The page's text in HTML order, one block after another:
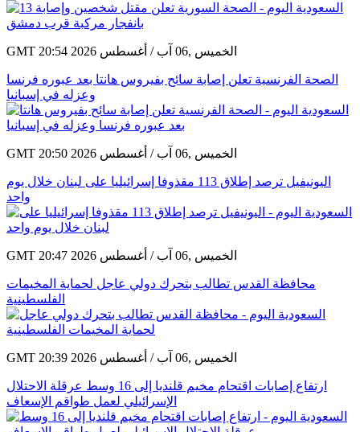
GMT 20:54 2026 الخميس ,06 آب / أغسطس
الصحة الفرنسية تعلن إصابة سائح بفيروس هانتا بعد عبوره فرنسا
وعزله في إسبانيا
GMT 20:50 2026 الخميس ,06 آب / أغسطس
اليونيفيل ترصد إطلاق 113 مقذوفا إسرائيليا على لبنان خلال يوم
واحد
GMT 20:47 2026 الخميس ,06 آب / أغسطس
محافظة القدس تطالب بتحرك دولي عاجل لحماية المخيمات
الفلسطينية
GMT 20:39 2026 الخميس ,06 آب / أغسطس
ارتفاع إصابات اقتحام مخيم قلنديا إلى 16 وسط عرقلة الاحتلال
الإسرائيلي لعمل طواقم الإسعاف